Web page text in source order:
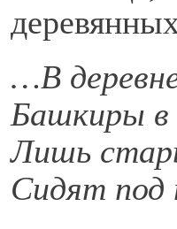
…В
Башкиры в
Лишь
Сидят под